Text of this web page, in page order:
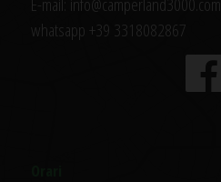
whatsapp +39 3318082867